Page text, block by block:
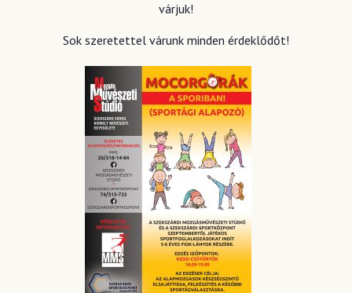
várjuk!
Sok szeretettel várunk minden érdeklődőt!